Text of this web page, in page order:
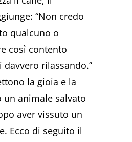
“Non credo
qualcuno o
così contento
davvero rilassando.”
la gioia e la
un animale salvato
aver vissuto un
Ecco di seguito il